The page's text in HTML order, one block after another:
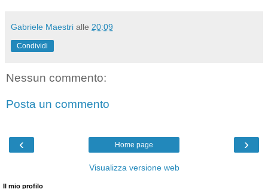
Gabriele Maestri alle 20:09
Condividi
Nessun commento:
Posta un commento
‹ ›
Home page
Visualizza versione web
Il mio profilo